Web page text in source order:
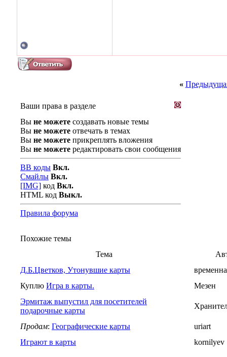
«
Ваши права в разделе
Вы не можете создавать новые темы
Вы не можете отвечать в темах
Вы не можете прикреплять вложения
Вы не можете редактировать свои сообщения
BB коды Вкл.
Смайлы Вкл.
[IMG] код Вкл.
HTML код Выкл.
Правила форума
Похожие темы
Тема
Д.Б.Цветков, Утонувшие карты
Куплю Игра в карты.
Мезен
Эрмитаж выпустил для посетителей
подарочные карты
Продам: Географические карты
uriart
Играют в карты
kornilyev